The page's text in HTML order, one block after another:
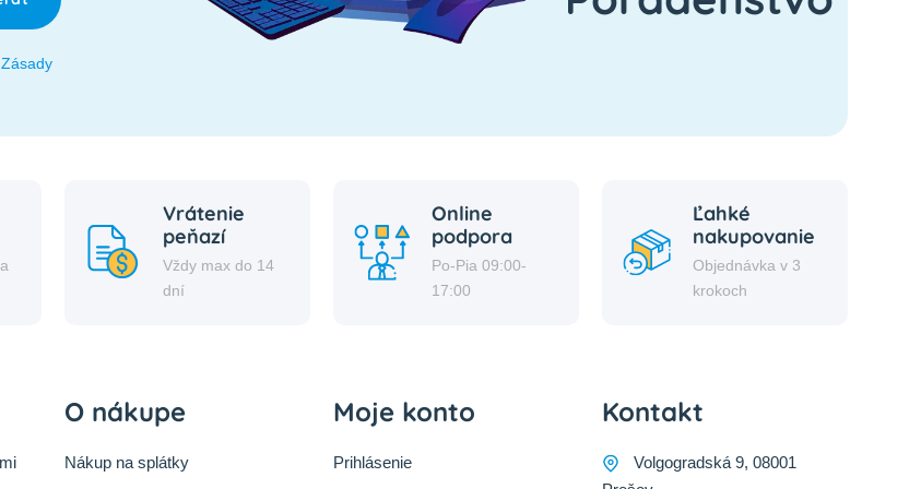
Zásady
Vrátenie
peňazí
Vždy max do 14
dní
Online
podpora
Po-Pia 09:00-
17:00
Ľahké
nakupovanie
Objednávka v 3
krokoch
O nákupe
Nákup na splátky
Moje konto
Prihlásenie
Kontakt
Volgogradská 9, 08001